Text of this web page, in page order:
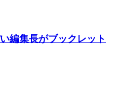
編集長がブックレット